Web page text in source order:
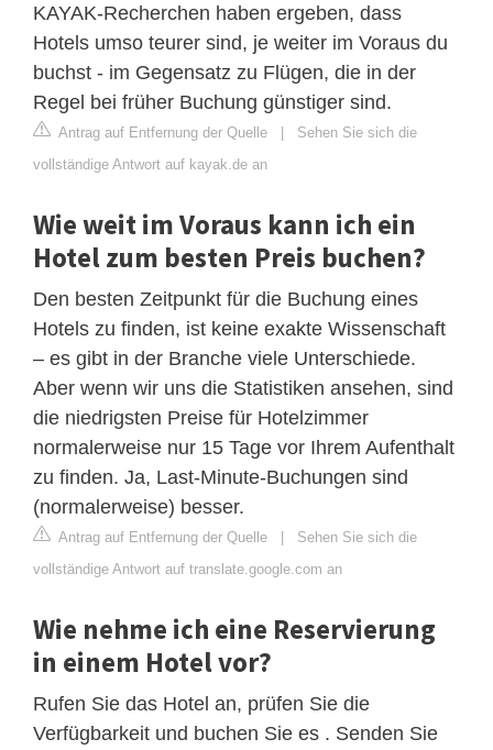
KAYAK-Recherchen haben ergeben, dass
Hotels umso teurer sind, je weiter im Voraus du
buchst - im Gegensatz zu Flügen, die in der
Regel bei früher Buchung günstiger sind.
Antrag auf Entfernung der Quelle | Sehen Sie sich die
vollständige Antwort auf kayak.de an
Wie weit im Voraus kann ich ein
Hotel zum besten Preis buchen?
Den besten Zeitpunkt für die Buchung eines
Hotels zu finden, ist keine exakte Wissenschaft
– es gibt in der Branche viele Unterschiede.
Aber wenn wir uns die Statistiken ansehen, sind
die niedrigsten Preise für Hotelzimmer
normalerweise nur 15 Tage vor Ihrem Aufenthalt
zu finden. Ja, Last-Minute-Buchungen sind
(normalerweise) besser.
Antrag auf Entfernung der Quelle | Sehen Sie sich die
vollständige Antwort auf translate.google.com an
Wie nehme ich eine Reservierung
in einem Hotel vor?
Rufen Sie das Hotel an, prüfen Sie die
Verfügbarkeit und buchen Sie es . Senden Sie